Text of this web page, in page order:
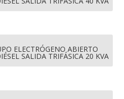
ELECTRÓGENO ABIERTO
SALIDA TRIFÁSICA 20 KVA